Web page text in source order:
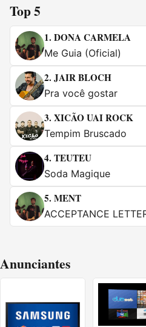
Top 5
1. DONA CARMELA
Me Guia (Oficial)
2. JAIR BLOCH
Pra você gostar
3. XICÃO UAI ROCK
Tempim Bruscado
4. TEUTEU
Soda Magique
5. MENT
ACCEPTANCE
Anunciantes